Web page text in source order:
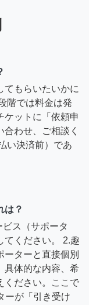
てもらいたいかに
階では料金は発
ケットに「依頼申
わせ、ご相談く
い決済前）であ
は？
ス（サポータ
てください。 2.趣
ターと直接個別
具体的な内容、希
ください。ここで
ーが「引き受け